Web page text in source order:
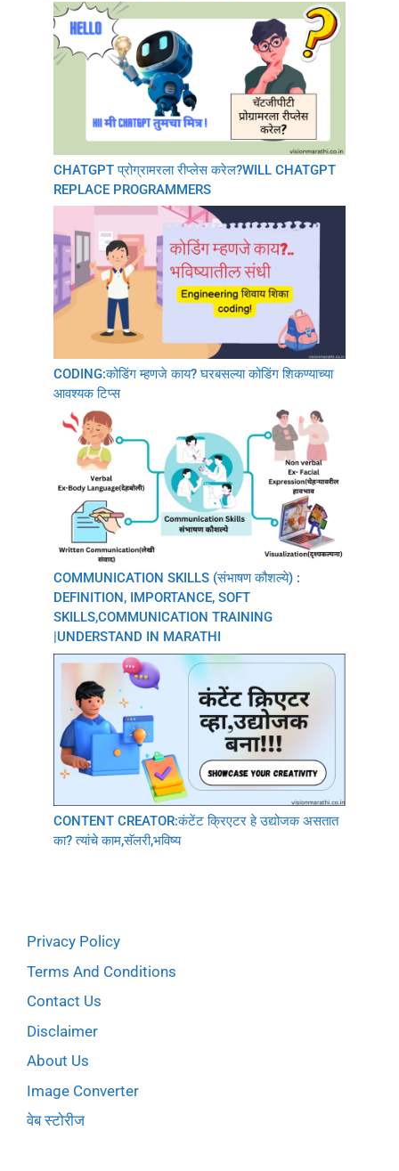
CHATGPT प्रोग्रामरला रीप्लेस करेल?WILL CHATGPT
REPLACE PROGRAMMERS
CODING:कोडिंग म्हणजे काय? घरबसल्या कोडिंग शिकण्याच्या
आवश्यक टिप्स
COMMUNICATION SKILLS (संभाषण कौशल्ये) :
DEFINITION, IMPORTANCE, SOFT
SKILLS,COMMUNICATION TRAINING
|UNDERSTAND IN MARATHI
CONTENT CREATOR:कंटेंट क्रिएटर हे उद्योजक असतात
का? त्यांचे काम,सॅलरी,भविष्य
Privacy Policy
Terms And Conditions
Contact Us
Disclaimer
About Us
Image Converter
वेब स्टोरीज